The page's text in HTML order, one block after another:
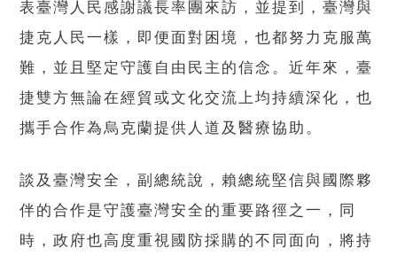
表臺灣人民感謝議長率團來訪，並提到，臺灣與
捷克人民一樣，即便面對困境，也都努力克服萬
難，並且堅定守護自由民主的信念。近年來，臺
捷雙方無論在經貿或文化交流上均持續深化，也
攜手合作為烏克蘭提供人道及醫療協助。
談及臺灣安全，副總統說，賴總統堅信與國際夥
伴的合作是守護臺灣安全的重要路徑之一，同
時，政府也高度重視國防採購的不同面向，將持